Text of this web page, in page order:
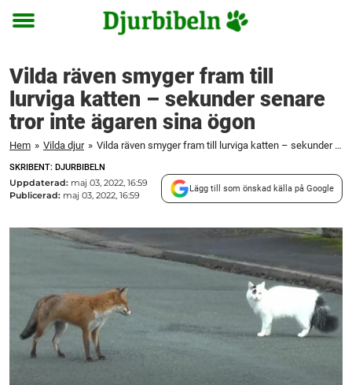
Toggle
Vilda räven smyger fram till
lurviga katten – sekunder senare
tror inte ägaren sina ögon
Hem » Vilda djur » Vilda räven smyger fram till lurviga katten – sekunder senare tror inte ägaren sina ögon
SKRIBENT: DJURBIBELN
Uppdaterad: maj 03, 2022, 16:59
Publicerad: maj 03, 2022, 16:59
Lägg till som önskad källa på Google